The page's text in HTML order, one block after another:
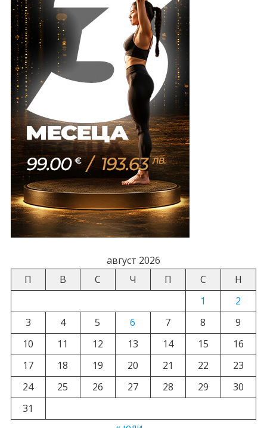
август 2026
П
В С Ч П С
Н
1
2
3
4 5 6 7 8
9
10
11 12 13 14 15
16
17
18 19 20 21 22
23
24
25 26 27 28 29
30
31